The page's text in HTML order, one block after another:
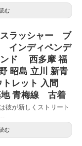
む
ラッシャー ブ
インディペンデ
ド 西多摩 福
昭島 立川 新青
トレット 入間
青梅線 古着
彼が新しくストリート
む